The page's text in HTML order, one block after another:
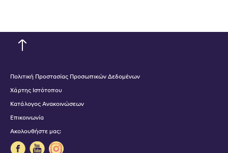
Πολιτική Προστασίας Προσωπικών Δεδομένων
Χάρτης Ιστότοπου
Κατάλογος Ανακοινώσεων
Επικοινωνία
Ακολουθήστε μας: